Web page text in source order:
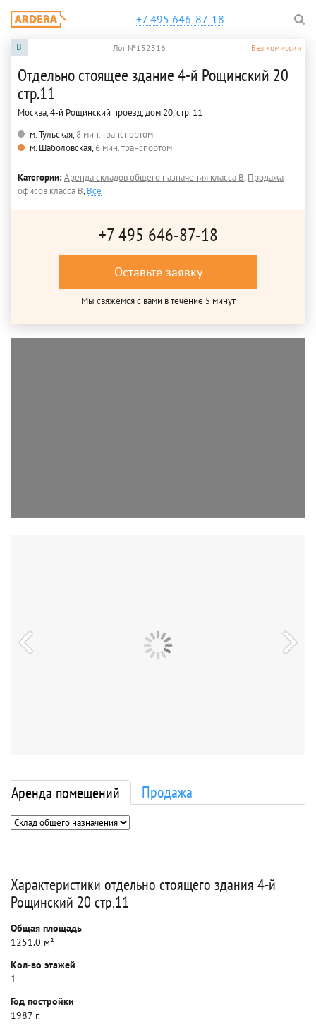
+7 495 646-87-18
B Лот №152316 Без комиссии
Отдельно стоящее здание 4-й Рощинский 20
стр.11
Москва, 4-й Рощинский проезд, дом 20, стр. 11
м. Тульская,8 мин. транспортом
м. Шаболовская,6 мин. транспортом
Категории:Аренда складов общего назначения класса B,Продажа
офисов класса B,Все
+7 495 646-87-18
Оставьте заявку
Мы свяжемся с вами в течение 5 минут
Аренда помещений Продажа
Характеристики отдельно стоящего здания 4-й
Рощинский 20 стр.11
Общая площадь
1251.0 м²
Кол-во этажей
1
Год постройки
1987 г.